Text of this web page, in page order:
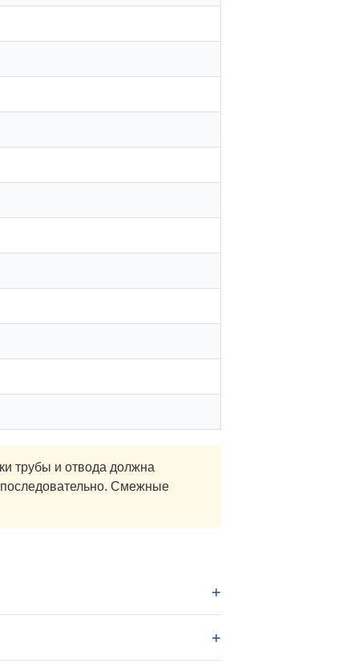
трубы и отвода должна
последовательно. Смежные